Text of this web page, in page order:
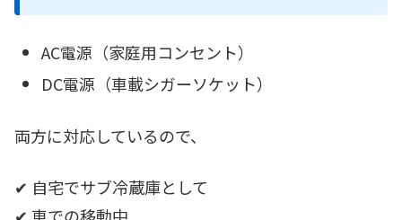
AC電源（家庭用コンセント）
DC電源（車載シガーソケット）
両方に対応しているので、
✔ 自宅でサブ冷蔵庫として
✔ 車での移動中